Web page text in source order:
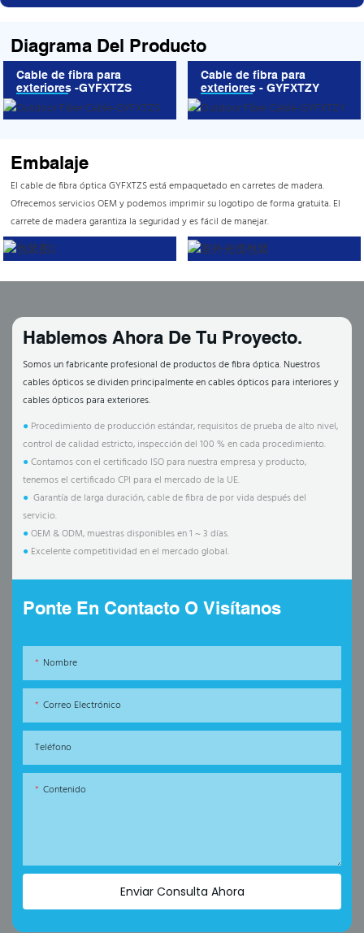
Diagrama Del Producto
Cable de fibra para
exteriores -GYFXTZS
Cable de fibra para
exteriores - GYFXTZY
Embalaje
El cable de fibra óptica GYFXTZS está empaquetado en carretes de madera.
Ofrecemos servicios OEM y podemos imprimir su logotipo de forma gratuita. El
carrete de madera garantiza la seguridad y es fácil de manejar.
Hablemos Ahora De Tu Proyecto.
Somos un fabricante profesional de productos de fibra óptica. Nuestros
cables ópticos se dividen principalmente en cables ópticos para interiores y
cables ópticos para exteriores.
● Procedimiento de producción estándar, requisitos de prueba de alto nivel,
control de calidad estricto, inspección del 100 % en cada procedimiento.
●Contamos con el certificado ISO para nuestra empresa y producto,
tenemos el certificado CPI para el mercado de la UE.
● Garantía de larga duración, cable de fibra de por vida después del
servicio.
●OEM & ODM, muestras disponibles en 1 ~ 3 días.
● Excelente competitividad en el mercado global.
Ponte En Contacto O Visítanos
Nombre
Correo Electrónico
Teléfono
Contenido
Enviar Consulta Ahora